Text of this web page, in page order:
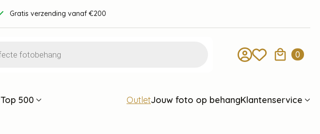
Gratis verzending vanaf €200
0
Top 500 OutletJouw foto op behangKlantenservice